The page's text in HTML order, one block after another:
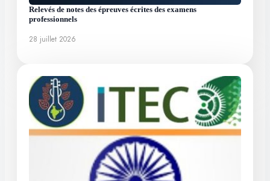
Relevés de notes des épreuves écrites des examens
professionnels
28 juillet 2026